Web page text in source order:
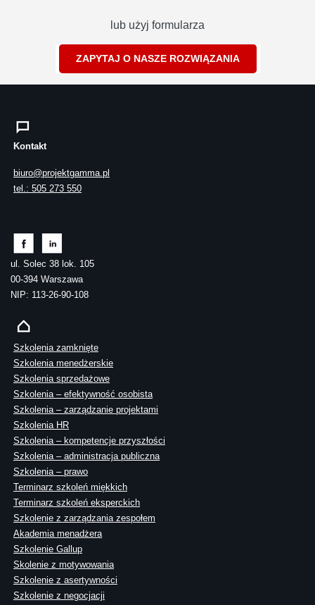
lub użyj formularza
ZAPYTAJ O NASZE ROZWIĄZANIA
Kontakt
biuro@projektgamma.pl
tel.: 505 273 550
ul. Solec 38 lok. 105
00-394 Warszawa
NIP: 113-26-90-108
Szkolenia zamknięte
Szkolenia menedżerskie
Szkolenia sprzedażowe
Szkolenia – efektywność osobista
Szkolenia – zarządzanie projektami
Szkolenia HR
Szkolenia – kompetencje przyszłości
Szkolenia – administracja publiczna
Szkolenia – prawo
Terminarz szkoleń miękkich
Terminarz szkoleń eksperckich
Szkolenie z zarządzania zespołem
Akademia menadżera
Szkolenie Gallup
Skolenie z motywowania
Szkolenie z asertywności
Szkolenie z negocjacji